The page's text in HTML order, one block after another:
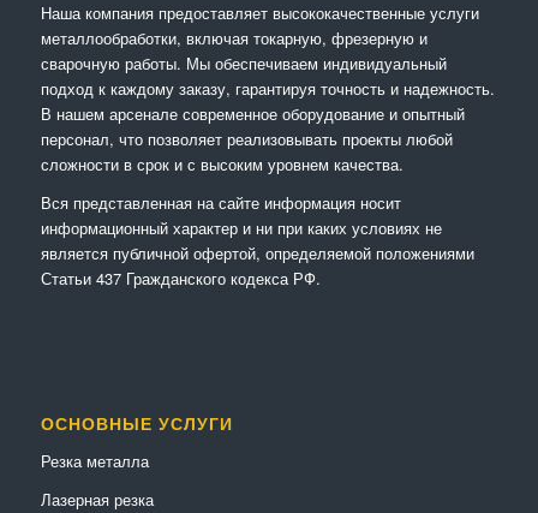
Наша компания предоставляет высококачественные услуги
металлообработки, включая токарную, фрезерную и
сварочную работы. Мы обеспечиваем индивидуальный
подход к каждому заказу, гарантируя точность и надежность.
В нашем арсенале современное оборудование и опытный
персонал, что позволяет реализовывать проекты любой
сложности в срок и с высоким уровнем качества.
Вся представленная на сайте информация носит
информационный характер и ни при каких условиях не
является публичной офертой, определяемой положениями
Статьи 437 Гражданского кодекса РФ.
ОСНОВНЫЕ УСЛУГИ
Резка металла
Лазерная резка